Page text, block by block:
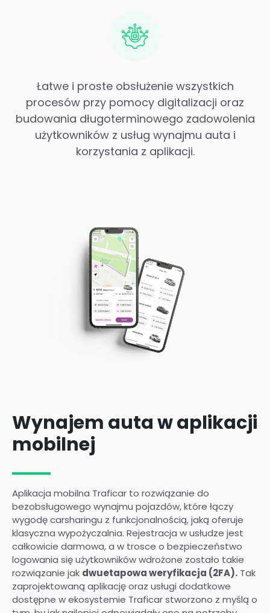
Łatwe i proste obsłużenie wszystkich
procesów przy pomocy digitalizacji oraz
budowania długoterminowego zadowolenia
użytkowników z usług wynajmu auta i
korzystania z aplikacji.
Wynajem auta w aplikacji
mobilnej
Aplikacja mobilna Traficar to rozwiązanie do
bezobsługowego wynajmu pojazdów, które łączy
wygodę carsharingu z funkcjonalnością, jaką oferuje
klasyczna wypożyczalnia. Rejestracja w usłudze jest
całkowicie darmowa, a w trosce o bezpieczeństwo
logowania się użytkowników wdrożone zostało takie
rozwiązanie jak dwuetapowa weryfikacja (2FA). Tak
zaprojektowaną aplikację oraz usługi dodatkowe
dostępne w ekosystemie Traficar stworzono z myślą o